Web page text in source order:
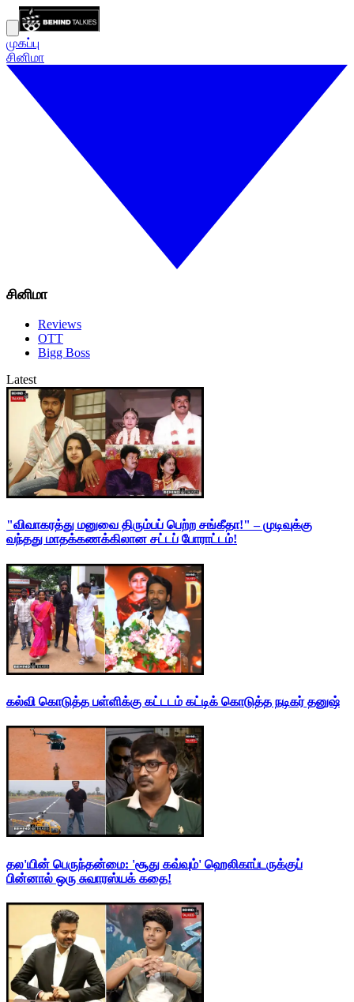
முகப்பு
சினிமா
சினிமா
Reviews
OTT
Bigg Boss
Latest
"விவாகரத்து மனுவை திரும்பப் பெற்ற சங்கீதா!" – முடிவுக்கு
வந்தது மாதக்கணக்கிலான சட்டப் போராட்டம்!
கல்வி கொடுத்த பள்ளிக்கு கட்டடம் கட்டிக் கொடுத்த நடிகர் தனுஷ்
தல'யின் பெருந்தன்மை: 'சூது கவ்வும்' ஹெலிகாப்டருக்குப்
பின்னால் ஒரு சுவாரஸ்யக் கதை!